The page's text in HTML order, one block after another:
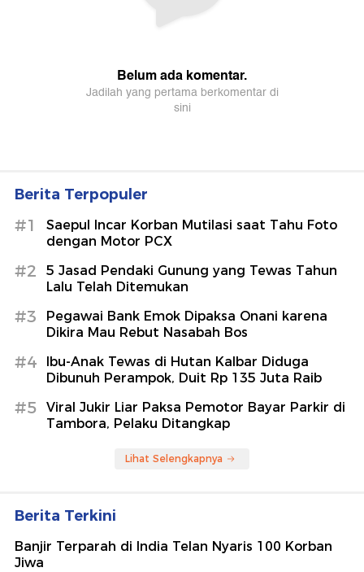
Berita Terpopuler
#1
Saepul Incar Korban Mutilasi saat Tahu Foto
dengan Motor PCX
#2
5 Jasad Pendaki Gunung yang Tewas Tahun
Lalu Telah Ditemukan
#3
Pegawai Bank Emok Dipaksa Onani karena
Dikira Mau Rebut Nasabah Bos
#4
Ibu-Anak Tewas di Hutan Kalbar Diduga
Dibunuh Perampok, Duit Rp 135 Juta Raib
#5
Viral Jukir Liar Paksa Pemotor Bayar Parkir di
Tambora, Pelaku Ditangkap
Lihat Selengkapnya
Berita Terkini
Banjir Terparah di India Telan Nyaris 100 Korban
Jiwa